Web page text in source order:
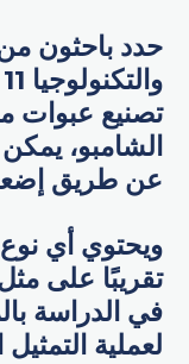
حدد باحثون من
تصنيع عبوات
الشامبو،
عن طريق
ويحتوي أي نوع
تقريبًا على
في الدراسة